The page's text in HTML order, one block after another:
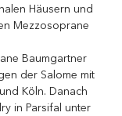
Häusern und
Mezzosoprane
Baumgartner
der Salome mit
Köln. Danach
in Parsifal unter